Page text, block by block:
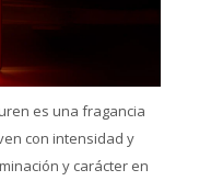
es una fragancia
con intensidad y
y carácter en